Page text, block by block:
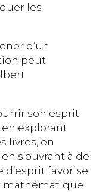
les
d’un
peut
son esprit
explorant
livres, en
s’ouvrant à de
favorise
mathématique